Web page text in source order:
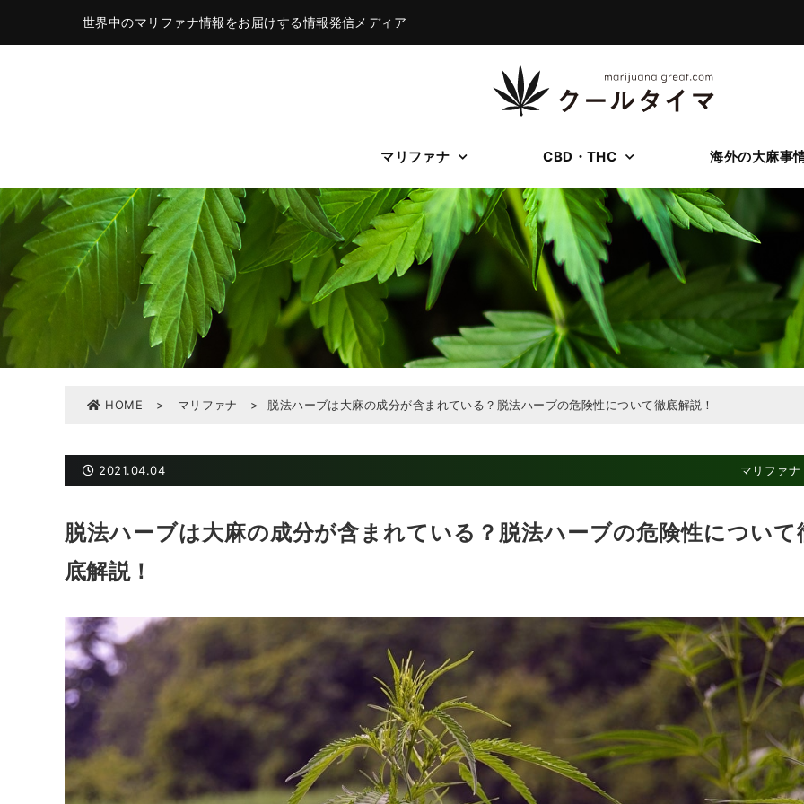
世界中のマリファナ情報をお届けする情報発信メディア
マリファナ CBD・THC 海外の大麻事
HOME > マリファナ > 脱法ハーブは大麻の成分が含まれている？脱法ハーブの危険性について徹底解説！
2021.04.04 マリファナ
脱法ハーブは大麻の成分が含まれている？脱法ハーブの危険性について
底解説！